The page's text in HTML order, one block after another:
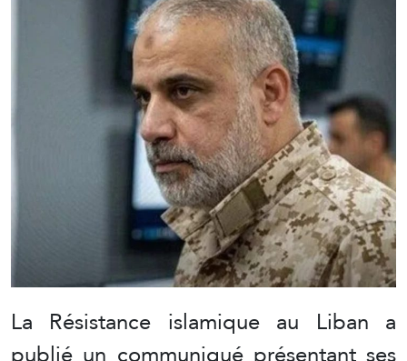
La Résistance islamique au Liban a